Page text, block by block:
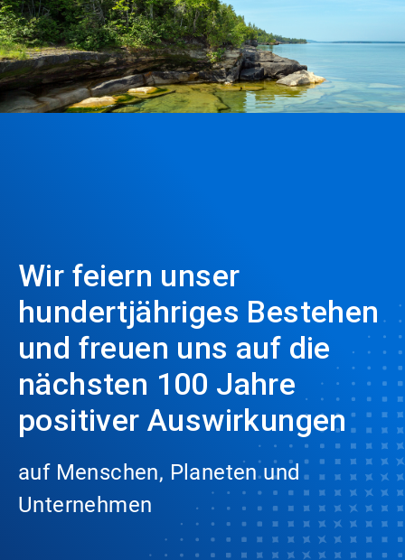
Wir feiern unser
hundertjähriges Bestehen
und freuen uns auf die
nächsten 100 Jahre
positiver Auswirkungen
auf Menschen, Planeten und
Unternehmen